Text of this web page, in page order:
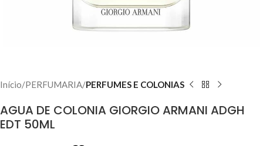
Início PERFUMARIA PERFUMES E COLONIAS
AGUA DE COLONIA GIORGIO ARMANI ADGH
EDT 50ML